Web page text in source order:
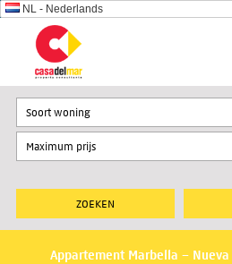
NL - Nederlands
Soort woning
Appartement Marbella –